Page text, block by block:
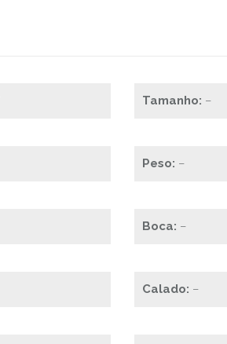
Tamanho: –
Peso: –
Boca: –
Calado: –